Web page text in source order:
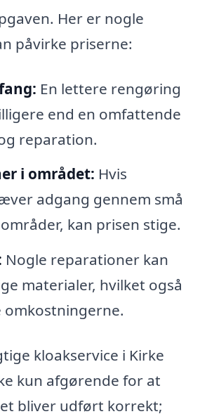
Her er nogle
påvirke priserne:
En lettere rengøring
end en omfattende
reparation.
i området: Hvis
adgang gennem små
kan prisen stige.
Nogle reparationer kan
materialer, hvilket også
omkostningerne.
kloakservice i Kirke
kun afgørende for at
bliver udført korrekt;